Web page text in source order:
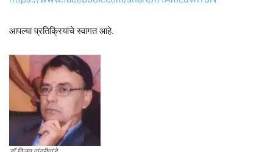
आपल्या प्रतिक्रियांचे स्वागत आहे.